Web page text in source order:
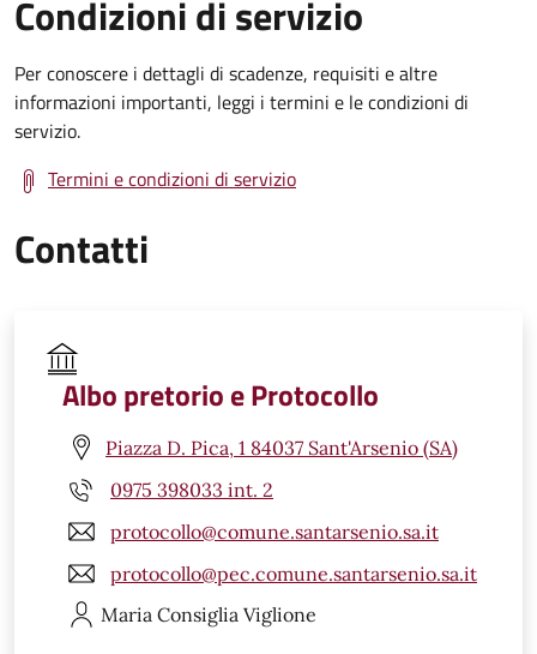
Condizioni di servizio
Per conoscere i dettagli di scadenze, requisiti e altre
informazioni importanti, leggi i termini e le condizioni di
servizio.
Termini e condizioni di servizio
Contatti
Albo pretorio e Protocollo
Piazza D. Pica, 1 84037 Sant'Arsenio (SA)
0975 398033 int. 2
protocollo@comune.santarsenio.sa.it
protocollo@pec.comune.santarsenio.sa.it
Maria Consiglia Viglione